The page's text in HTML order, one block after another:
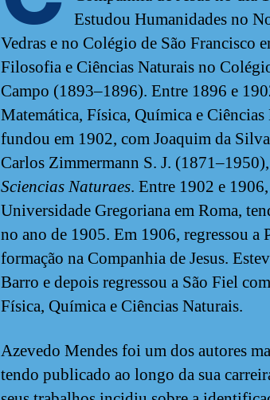
Estudou Humanidades no
Vedras e no Colégio de São Francisco
Filosofia e Ciências Naturais no
Campo (1893–1896). Entre 1896 e
Matemática, Física, Química e
fundou em 1902, com Joaquim da
Carlos Zimmermann S. J.
Sciencias Naturaes. Entre 1902 e
Universidade Gregoriana em Roma,
no ano de 1905. Em 1906, regressou a
formação na Companhia de Jesus.
Barro e depois regressou a São Fiel
Física, Química e Ciências Naturais.
Azevedo Mendes foi um dos autores
tendo publicado ao longo da sua